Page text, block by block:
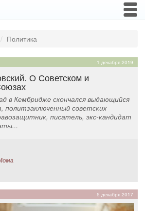
Политика
1 декабря 2019
О Советском и
в Кембридже скончался выдающийся
политзаключенный советских
писатель, экс-кандидат
5 декабря 2017